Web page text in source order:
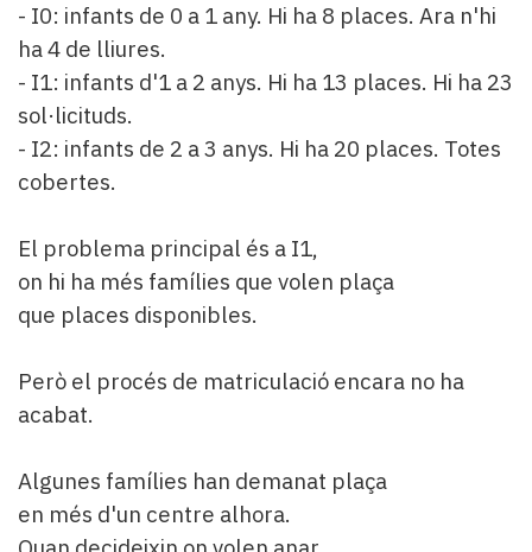
- I0: infants de 0 a 1 any. Hi ha 8 places. Ara n'hi
ha 4 de lliures.
- I1: infants d'1 a 2 anys. Hi ha 13 places. Hi ha 23
sol·licituds.
- I2: infants de 2 a 3 anys. Hi ha 20 places. Totes
cobertes.
El problema principal és a I1,
on hi ha més famílies que volen plaça
que places disponibles.
Però el procés de matriculació encara no ha
acabat.
Algunes famílies han demanat plaça
en més d'un centre alhora.